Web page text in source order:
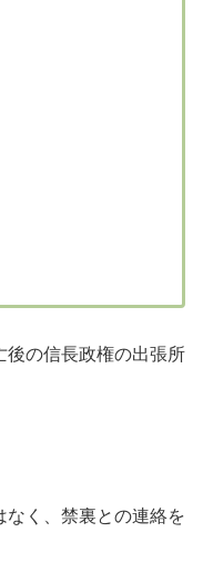
後の信長政権の出張所
く、禁裏との連絡を